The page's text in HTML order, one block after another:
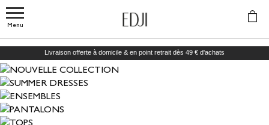
Menu
Livraison offerte à domicile & en point retrait dès 49 € d'achats